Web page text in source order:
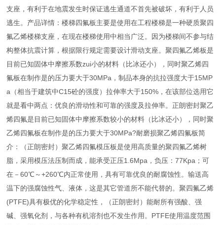
支座，有利于在地震发生时保证逃生通道不首先被破坏，有利于人员
逃生。产品详情：楼梯四氟板主要是使用在工程楼梯是一种硬质聚四
氟乙烯楼梯支座，在现在楼梯使用中相当广泛。因为楼梯间不参与结
构整体抗震计算，根据限行规定需要设计滑动支座。聚四氟乙烯板是
目前已知固体中摩擦系数zui小的材料（比冰还小），同时聚乙烯四
氟板在制作是的压力要大于30MPa，制品本身的抗拉强度大于15MP
a（相当于建筑中C15砼的强度）拉伸率大于150%，在该部位选用它
就是看中两点：优良的滑动性和可靠的强度及拉伸率。 正朗密封聚乙
烯四氟是目前已知固体中摩擦系数较小的材料（比冰还小），同时聚
乙烯四氟板在制作是的压力要大于30MPa?耐磨损聚乙烯四氟板简
介：（正朗密封）聚乙烯四氟模压板是使用高质量的聚四氟乙烯树
脂，采用模压法压制而成，能承受正压1.6Mpa，负压：77Kpa；可
在－60℃～+260℃内正常使用，具有可靠优良的耐腐蚀性。输送高
温下的强腐蚀性气、液体，这是其它管道所不能代替的。聚四氟乙烯
(PTFE)具有极优的化学稳定性，（正朗密封）能耐所有强酸、强
碱、强氧化剂，与各种有机溶剂也不发生作用。PTFE使用温度范围